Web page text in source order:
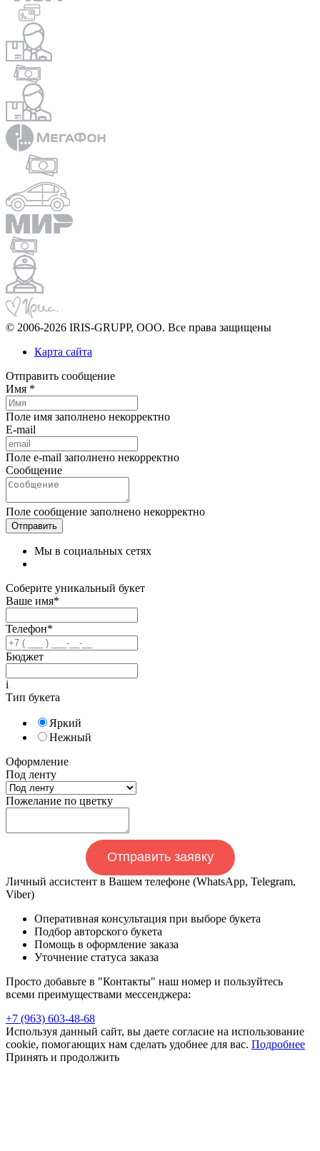
© 2006-2026 IRIS-GRUPP, OOO. Все права защищены
Карта сайта
Отправить сообщение
Имя *
Поле имя заполнено некорректно
E-mail
Поле e-mail заполнено некорректно
Сообщение
Поле сообщение заполнено некорректно
Мы в социальных сетях
Соберите уникальный букет
Ваше имя*
Телефон*
Бюджет
i
Тип букета
Яркий
Нежный
Оформление
Под ленту
Пожелание по цветку
Отправить заявку
Личный ассистент в Вашем телефоне (WhatsApp, Telegram,
Viber)
Оперативная консультация при выборе букета
Подбор авторского букета
Помощь в оформление заказа
Уточнение статуса заказа
Просто добавьте в "Контакты" наш номер и пользуйтесь
всеми преимуществами мессенджера:
+7 (963) 603-48-68
Используя данный сайт, вы даете согласие на использование
cookie, помогающих нам сделать удобнее для вас. Подробнее
Принять и продолжить